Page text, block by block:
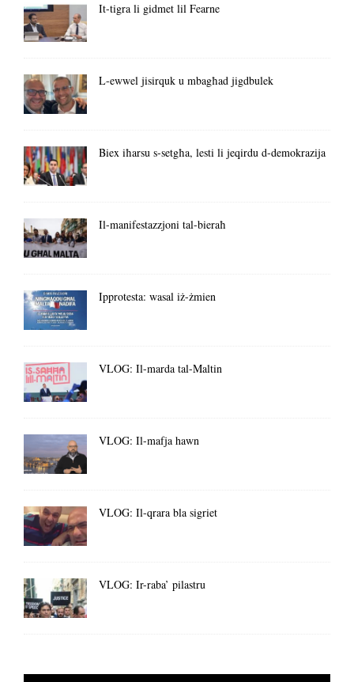
It-tigra li gidmet lil Fearne
L-ewwel jisirquk u mbagħad jigdbulek
Biex iħarsu s-setgħa, lesti li jeqirdu d-demokrazija
Il-manifestazzjoni tal-bieraħ
Ipprotesta: wasal iż-żmien
VLOG: Il-marda tal-Maltin
VLOG: Il-mafja hawn
VLOG: Il-qrara bla sigriet
VLOG: Ir-raba’ pilastru